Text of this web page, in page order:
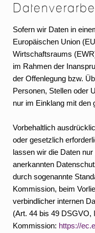
Sofern wir Daten in
Europäischen Union
Wirtschaftsraums
im Rahmen der
der Offenlegung bzw.
Personen, Stellen oder
nur im Einklang mit den
Vorbehaltlich
oder gesetzlich
lassen wir die Daten
anerkannten
durch sogenannte
Kommission, beim
verbindlicher internen
(Art. 44 bis 49 DSGVO,
Kommission: https://